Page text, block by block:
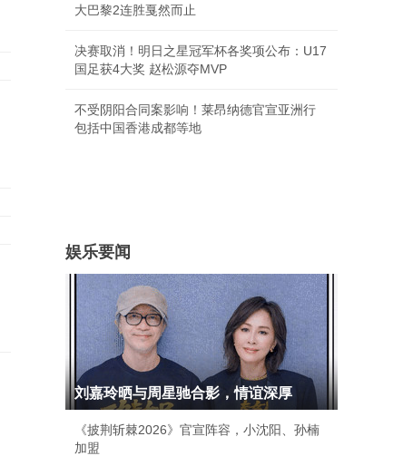
大巴黎2连胜戛然而止
决赛取消！明日之星冠军杯各奖项公布：U17
国足获4大奖 赵松源夺MVP
不受阴阳合同案影响！莱昂纳德官宣亚洲行
包括中国香港成都等地
娱乐要闻
刘嘉玲晒与周星驰合影，情谊深厚
《披荆斩棘2026》官宣阵容，小沈阳、孙楠
加盟